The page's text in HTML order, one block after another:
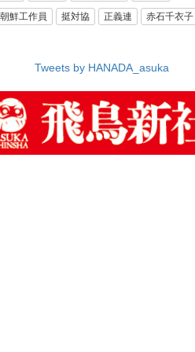
鮮工作員 挺対協 正義連 赤石千衣子
Tweets by HANADA_asuka